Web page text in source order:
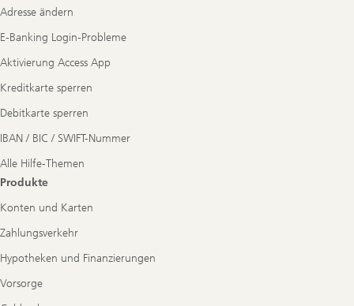
Adresse ändern
E-Banking Login-Probleme
Aktivierung Access App
Kreditkarte sperren
Debitkarte sperren
IBAN / BIC / SWIFT-Nummer
Alle Hilfe-Themen
Produkte
Konten und Karten
Zahlungsverkehr
Hypotheken und Finanzierungen
Vorsorge